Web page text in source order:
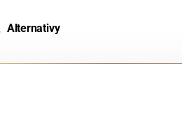
Alternativy